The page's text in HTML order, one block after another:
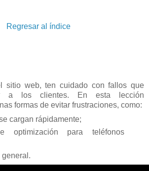
Regresar al índice
sitio web, ten cuidado con fallos que
a los clientes. En esta lección
formas de evitar frustraciones, como:
cargan rápidamente;
optimización para teléfonos